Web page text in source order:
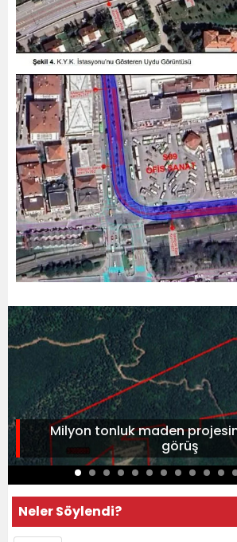
Milyon tonluk maden
görüş
Neler Söylendi?